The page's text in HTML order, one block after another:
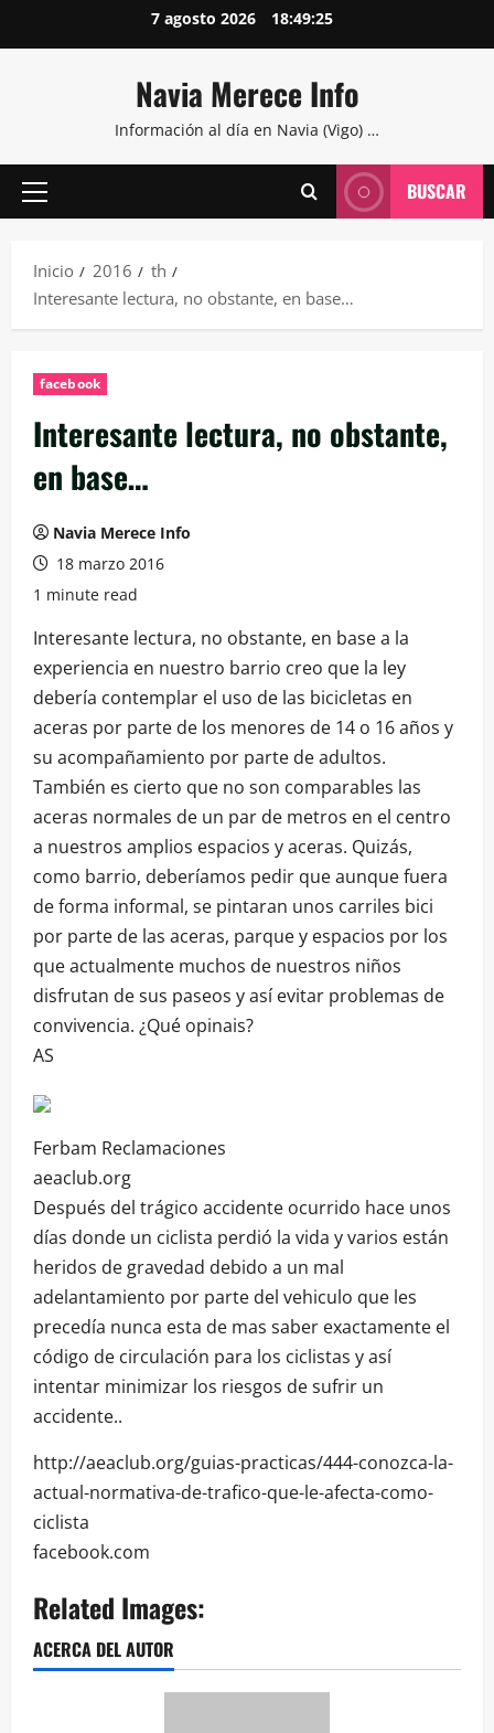
al
7 agosto 2026 18:49:26
Navia Merece Info
Información al día en Navia (Vigo) …
Menú
BUSCAR
Inicio 2016
th
Interesante lectura, no obstante, en base…
facebook
Interesante lectura, no obstante,
en base…
Navia Merece Info
18 marzo 2016
1 minute read
Interesante lectura, no obstante, en base a la
experiencia en nuestro barrio creo que la ley
debería contemplar el uso de las bicicletas en
aceras por parte de los menores de 14 o 16 años y
su acompañamiento por parte de adultos.
También es cierto que no son comparables las
aceras normales de un par de metros en el centro
a nuestros amplios espacios y aceras. Quizás,
como barrio, deberíamos pedir que aunque fuera
de forma informal, se pintaran unos carriles bici
por parte de las aceras, parque y espacios por los
que actualmente muchos de nuestros niños
disfrutan de sus paseos y así evitar problemas de
convivencia. ¿Qué opinais?
AS
Ferbam Reclamaciones
aeaclub.org
Después del trágico accidente ocurrido hace unos
días donde un ciclista perdió la vida y varios están
heridos de gravedad debido a un mal
adelantamiento por parte del vehiculo que les
precedía nunca esta de mas saber exactamente el
código de circulación para los ciclistas y así
intentar minimizar los riesgos de sufrir un
accidente..
http://aeaclub.org/guias-practicas/444-conozca-la-
actual-normativa-de-trafico-que-le-afecta-como-
ciclista
facebook.com
Related Images:
ACERCA DEL AUTOR